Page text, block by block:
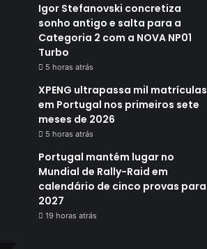
Igor Stefanovski concretiza
sonho antigo e salta para a
Categoria 2 com a NOVA NP01
Turbo
5 horas atrás
XPENG ultrapassa mil matrículas
em Portugal nos primeiros sete
meses de 2026
5 horas atrás
Portugal mantém lugar no
Mundial de Rally-Raid em
calendário de cinco provas para
2027
19 horas atrás